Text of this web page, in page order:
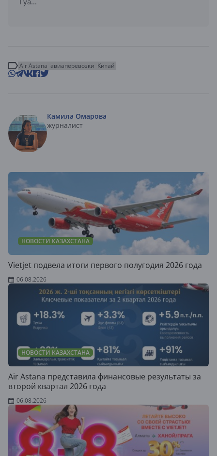
Air Astana авиаперевозки Китай
Камила Омарова
журналист
НОВОСТИ КАЗАХСТАНА
Vietjet подвела итоги первого полугодия 2026 года
06.08.2026
НОВОСТИ КАЗАХСТАНА
Air Astana представила финансовые результаты за
второй квартал 2026 года
06.08.2026